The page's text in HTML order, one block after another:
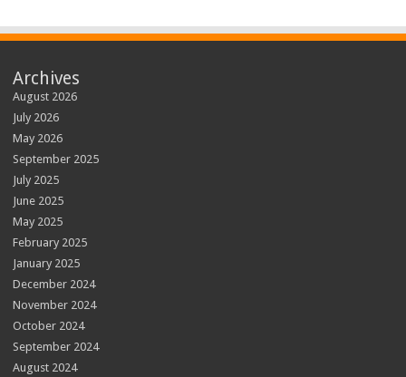
Archives
August 2026
July 2026
May 2026
September 2025
July 2025
June 2025
May 2025
February 2025
January 2025
December 2024
November 2024
October 2024
September 2024
August 2024